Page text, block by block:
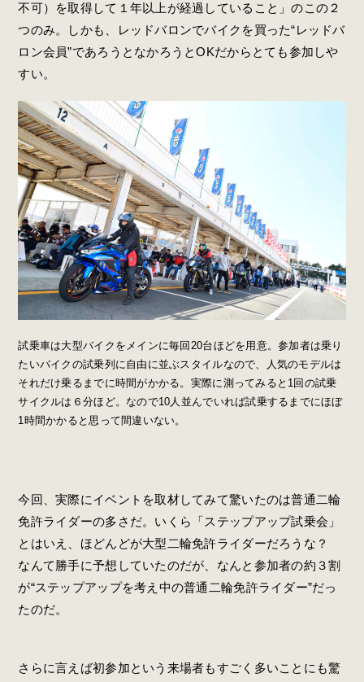
不可）を取得して１年以上が経過していること」のこの２
つのみ。しかも、レッドバロンでバイクを買った“レッドバ
ロン会員”であろうとなかろうとOKだからとても参加しや
すい。
試乗車は大型バイクをメインに毎回20台ほどを用意。参加者は乗り
たいバイクの試乗列に自由に並ぶスタイルなので、人気のモデルは
それだけ乗るまでに時間がかかる。実際に測ってみると1回の試乗
サイクルは６分ほど。なので10人並んでいれば試乗するまでにほぼ
1時間かかると思って間違いない。
今回、実際にイベントを取材してみて驚いたのは普通二輪
免許ライダーの多さだ。いくら「ステップアップ試乗会」
とはいえ、ほどんどが大型二輪免許ライダーだろうな？
なんて勝手に予想していたのだが、なんと参加者の約３割
が“ステップアップを考え中の普通二輪免許ライダー”だっ
たのだ。
さらに言えば初参加という来場者もすごく多いことにも驚